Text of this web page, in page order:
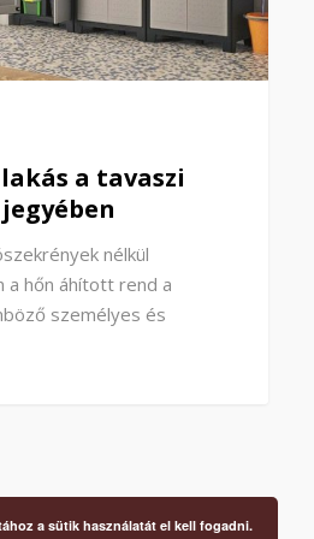
a tavaszi
nélkül
a hőn áhított rend a
személyes és
a sütik használatát el kell fogadni.